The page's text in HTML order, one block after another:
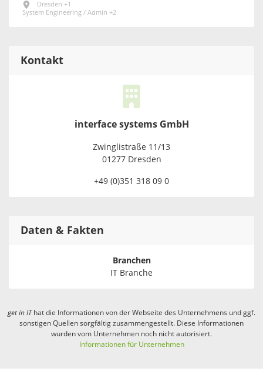
Dresden +1
System Engineering / Admin +2
Kontakt
interface systems GmbH
Zwinglistraße 11/13
01277 Dresden
+49 (0)351 318 09 0
Daten & Fakten
Branchen
IT Branche
get in IThat die Informationen von der Webseite des Unternehmens und ggf.
sonstigen Quellen sorgfältig zusammengestellt. Diese Informationen
wurden vom Unternehmen noch nicht autorisiert.
Informationen für Unternehmen